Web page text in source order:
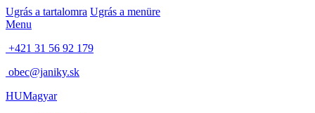
Ugrás a tartalomra Ugrás a menüre
Menu
+421 31 56 92 179
obec@janiky.sk
HUMagyar